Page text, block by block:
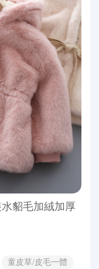
貂毛加絨加厚
童皮草/皮毛一體